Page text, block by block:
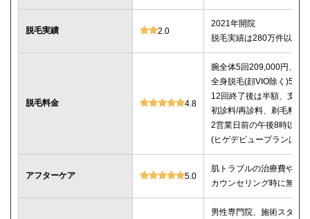
脱毛実績 2.0
2021年開院
脱毛実績は280万件以上
脱毛料金 4.8
腕全体5回209,000円、ひ
全身脱毛(顔VIO除く)5回
12回終了後は半額、支払
初診料/再診料、剃毛料、
2営業日前の午後8時以降
(ヒゲデビュープランはキ
アフターケア 5.0
肌トラブルの治療費や薬
カウンセリング時に無料
男性専門院、施術スタッ